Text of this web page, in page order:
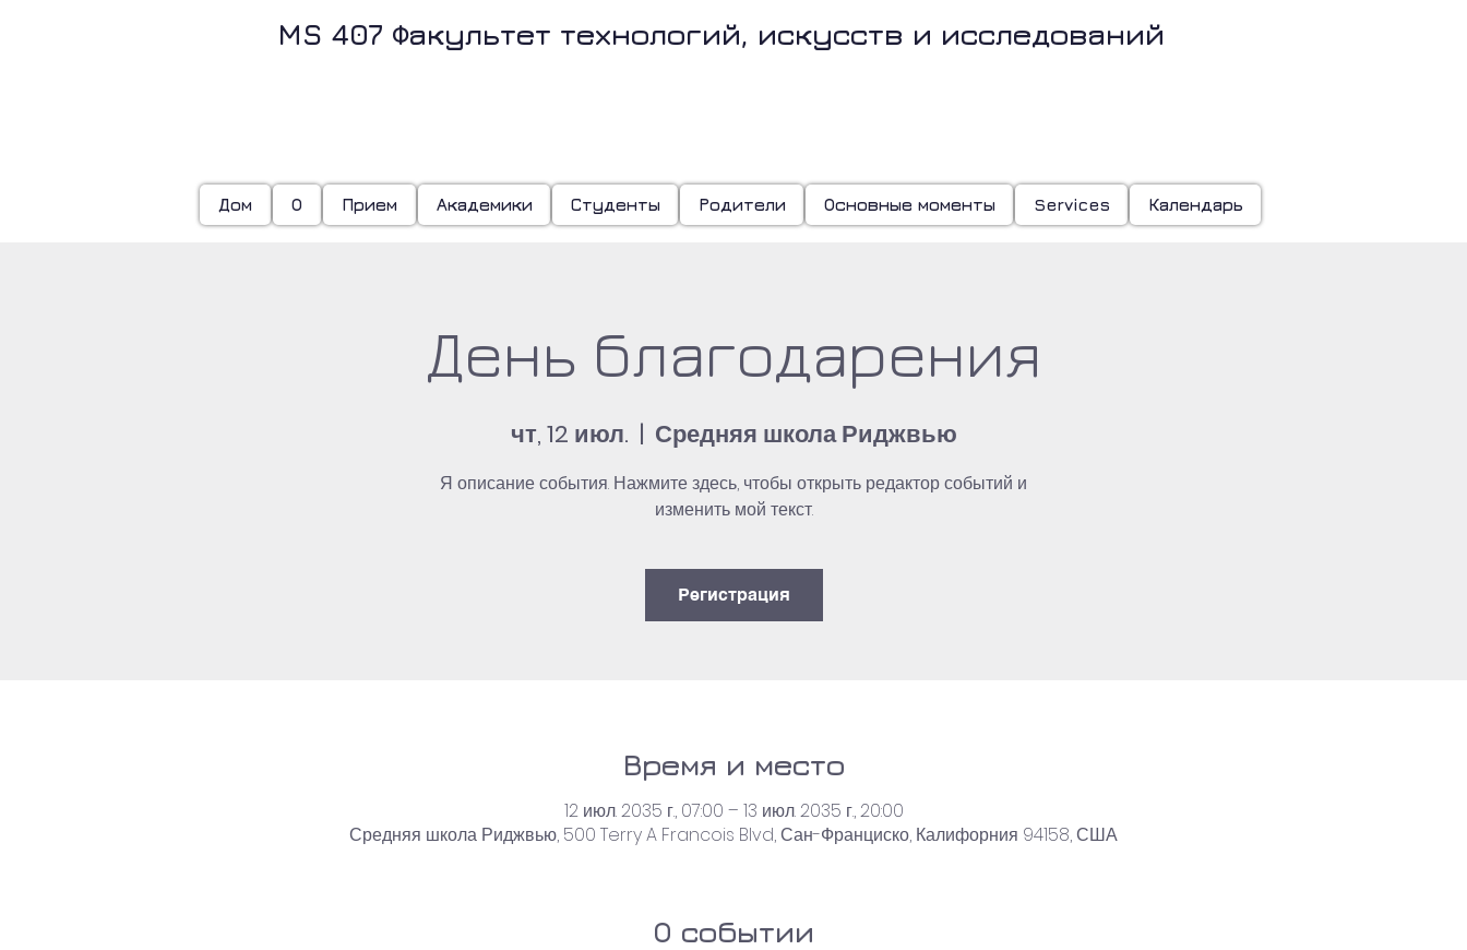
MS 407 Факультет технологий, искусств и исследований
Дом О Прием Академики Студенты Родители Основные моменты Services Календарь
День благодарения
чт, 12 июл.
  |
Средняя школа Риджвью
Я описание события. Нажмите здесь, чтобы открыть редактор событий и
изменить мой текст.
Регистрация
Время и место
12 июл. 2035 г., 07:00 – 13 июл. 2035 г., 20:00
Средняя школа Риджвью, 500 Terry A Francois Blvd, Сан-Франциско, Калифорния 94158, США
О событии